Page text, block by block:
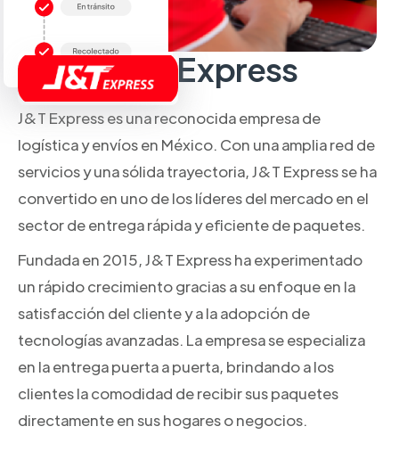
Sobre J&T Express
J&T Express es una reconocida empresa de
logística y envíos en México. Con una amplia red de
servicios y una sólida trayectoria, J&T Express se ha
convertido en uno de los líderes del mercado en el
sector de entrega rápida y eficiente de paquetes.
Fundada en 2015, J&T Express ha experimentado
un rápido crecimiento gracias a su enfoque en la
satisfacción del cliente y a la adopción de
tecnologías avanzadas. La empresa se especializa
en la entrega puerta a puerta, brindando a los
clientes la comodidad de recibir sus paquetes
directamente en sus hogares o negocios.